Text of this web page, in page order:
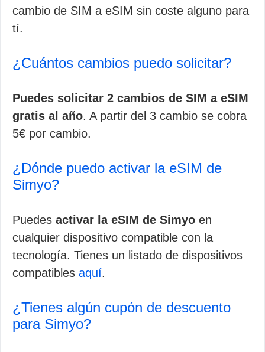
cambio de SIM a eSIM sin coste alguno para
tí.
¿Cuántos cambios puedo solicitar?
Puedes solicitar 2 cambios de SIM a eSIM
gratis al año. A partir del 3 cambio se cobra
5€ por cambio.
¿Dónde puedo activar la eSIM de
Simyo?
Puedes activar la eSIM de Simyo en
cualquier dispositivo compatible con la
tecnología. Tienes un listado de dispositivos
compatibles aquí.
¿Tienes algún cupón de descuento
para Simyo?